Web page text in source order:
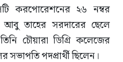
করপোরেশনের ২৬ নম্বর
আবু তাহের সরদারের ছেলে
চৌয়ারা ডিগ্রি কলেজের
সভাপতি পদপ্রার্থী ছিলেন।